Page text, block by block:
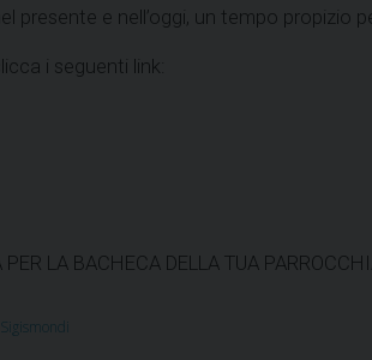
presente e nell’oggi, un tempo propizio
i seguenti link:
LA BACHECA DELLA TUA
Sigismondi